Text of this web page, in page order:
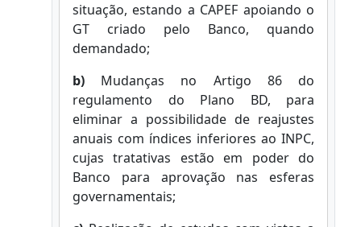
situação, estando a CAPEF apoiando o
GT criado pelo Banco, quando
demandado;
b) Mudanças no Artigo 86 do
regulamento do Plano BD, para
eliminar a possibilidade de reajustes
anuais com índices inferiores ao INPC,
cujas tratativas estão em poder do
Banco para aprovação nas esferas
governamentais;